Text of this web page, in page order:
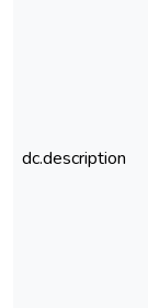
dc.description